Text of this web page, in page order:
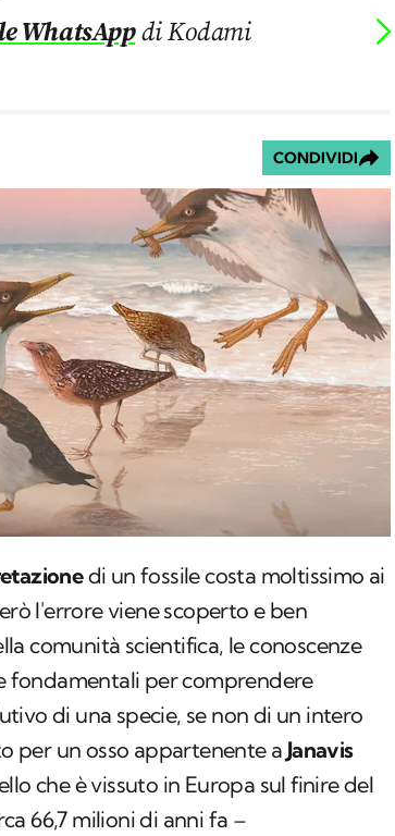
WhatsAppdi Kodami
CONDIVIDI
di un fossile costa moltissimo ai
l'errore viene scoperto e ben
comunità scientifica, le conoscenze
fondamentali per comprendere
di una specie, se non di un intero
per un osso appartenente aJanavis
che è vissuto in Europa sul finire del
66,7 milioni di anni fa –